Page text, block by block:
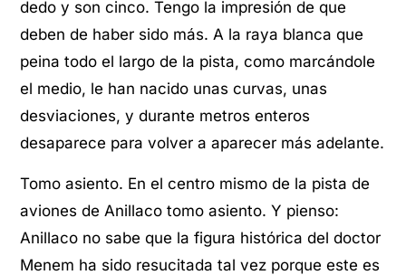
dedo y son cinco. Tengo la impresión de que
deben de haber sido más. A la raya blanca que
peina todo el largo de la pista, como marcándole
el medio, le han nacido unas curvas, unas
desviaciones, y durante metros enteros
desaparece para volver a aparecer más adelante.
Tomo asiento. En el centro mismo de la pista de
aviones de Anillaco tomo asiento. Y pienso:
Anillaco no sabe que la figura histórica del doctor
Menem ha sido resucitada tal vez porque este es